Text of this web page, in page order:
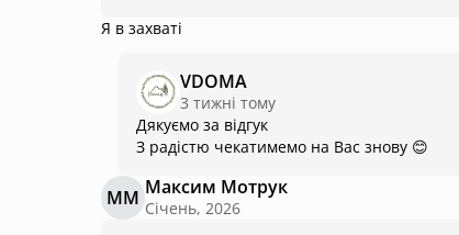
Я в захваті
VDOMA
3 тижні тому
Дякуємо за відгук
ММ Максим Мотрук
Січень, 2026